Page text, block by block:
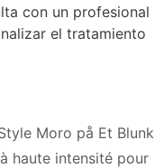
con un profesional
el tratamiento
Moro på Et Blunk
haute intensité pour